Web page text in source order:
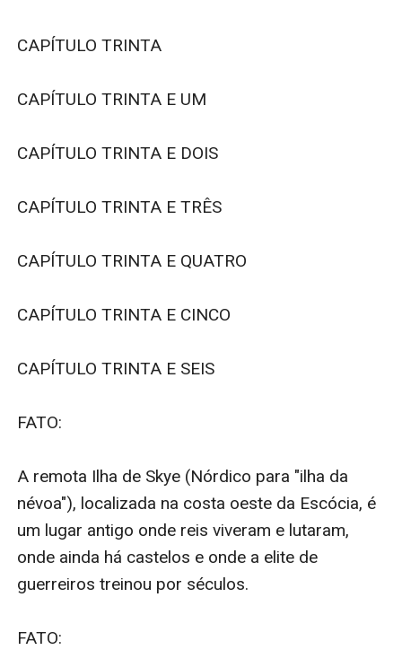
CAPÍTULO TRINTA
CAPÍTULO TRINTA E UM
CAPÍTULO TRINTA E DOIS
CAPÍTULO TRINTA E TRÊS
CAPÍTULO TRINTA E QUATRO
CAPÍTULO TRINTA E CINCO
CAPÍTULO TRINTA E SEIS
FATO:
A remota Ilha de Skye (Nórdico para "ilha da
névoa"), localizada na costa oeste da Escócia, é
um lugar antigo onde reis viveram e lutaram,
onde ainda há castelos e onde a elite de
guerreiros treinou por séculos.
FATO: